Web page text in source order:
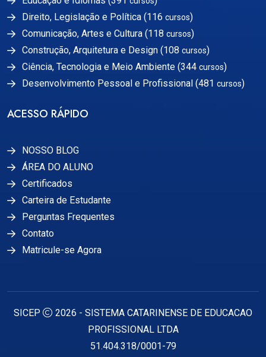
Direito, Legislação e Política (116 cursos)
Comunicação, Artes e Cultura (118 cursos)
Construção, Arquitetura e Design (108 cursos)
Ciência, Tecnologia e Meio Ambiente (344 cursos)
Desenvolvimento Pessoal e Profissional (481 cursos)
ACESSO RÁPIDO
NOSSO BLOG
ÁREA DO ALUNO
Certificados
Carteira de Estudante
Perguntas Frequentes
Contato
Matricule-se Agora
SICEP
2026 - SISTEMA CATARINENSE DE EDUCACAO
PROFISSIONAL LTDA
51.404.318/0001-79